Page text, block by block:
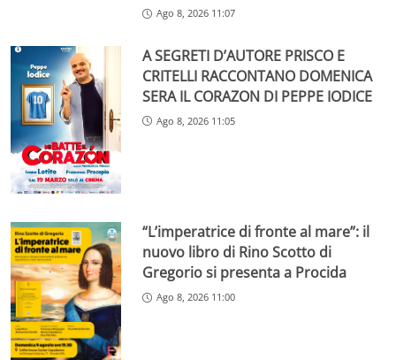
Ago 8, 2026 11:07
A SEGRETI D’AUTORE PRISCO E
CRITELLI RACCONTANO DOMENICA
SERA IL CORAZON DI PEPPE IODICE
Ago 8, 2026 11:05
“L’imperatrice di fronte al mare”: il
nuovo libro di Rino Scotto di
Gregorio si presenta a Procida
Ago 8, 2026 11:00